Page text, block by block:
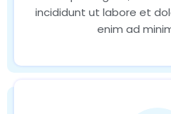
incididunt ut labore et
enim ad